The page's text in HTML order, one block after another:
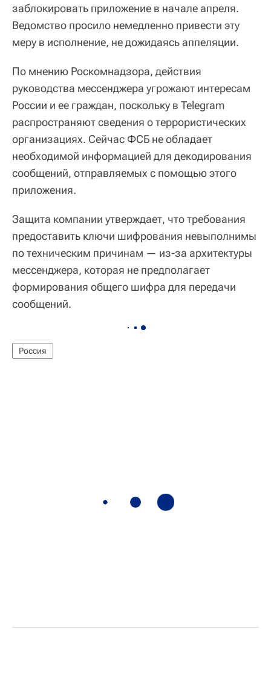
заблокировать приложение в начале апреля.
Ведомство просило немедленно привести эту
меру в исполнение, не дожидаясь аппеляции.
По мнению Роскомнадзора, действия
руководства мессенджера угрожают интересам
России и ее граждан, поскольку в Telegram
распространяют сведения о террористических
организациях. Сейчас ФСБ не обладает
необходимой информацией для декодирования
сообщений, отправляемых с помощью этого
приложения.
Защита компании утверждает, что требования
предоставить ключи шифрования невыполнимы
по техническим причинам — из-за архитектуры
мессенджера, которая не предполагает
формирования общего шифра для передачи
сообщений.
Россия